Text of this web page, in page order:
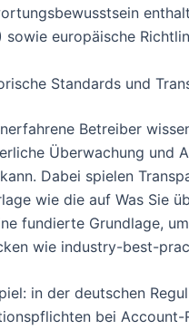
sowie europäische
Standards und
Betreiber
Überwachung und
Dabei spielen
wie die auf Was Sie
fundierte Grundlage,
wie industry-best-
in der deutschen
bei Account-